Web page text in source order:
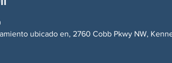
ubicado en, 2760 Cobb Pkwy NW,